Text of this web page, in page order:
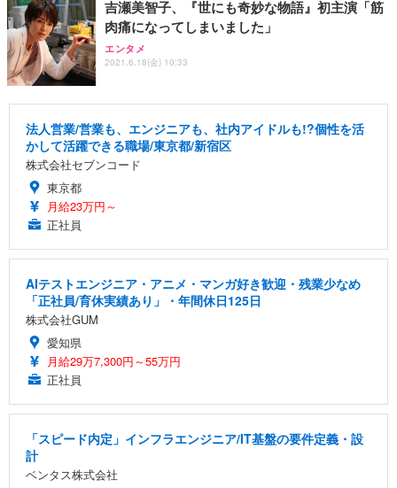
吉瀬美智子、『世にも奇妙な物語』初主演「筋
肉痛になってしまいました」
エンタメ
2021.6.18(金) 10:33
法人営業/営業も、エンジニアも、社内アイドルも!?個性を活
かして活躍できる職場/東京都/新宿区
株式会社セブンコード
東京都
月給23万円～
正社員
AIテストエンジニア・アニメ・マンガ好き歓迎・残業少なめ
「正社員/育休実績あり」・年間休日125日
株式会社GUM
愛知県
月給29万7,300円～55万円
正社員
「スピード内定」インフラエンジニア/IT基盤の要件定義・設
計
ベンタス株式会社